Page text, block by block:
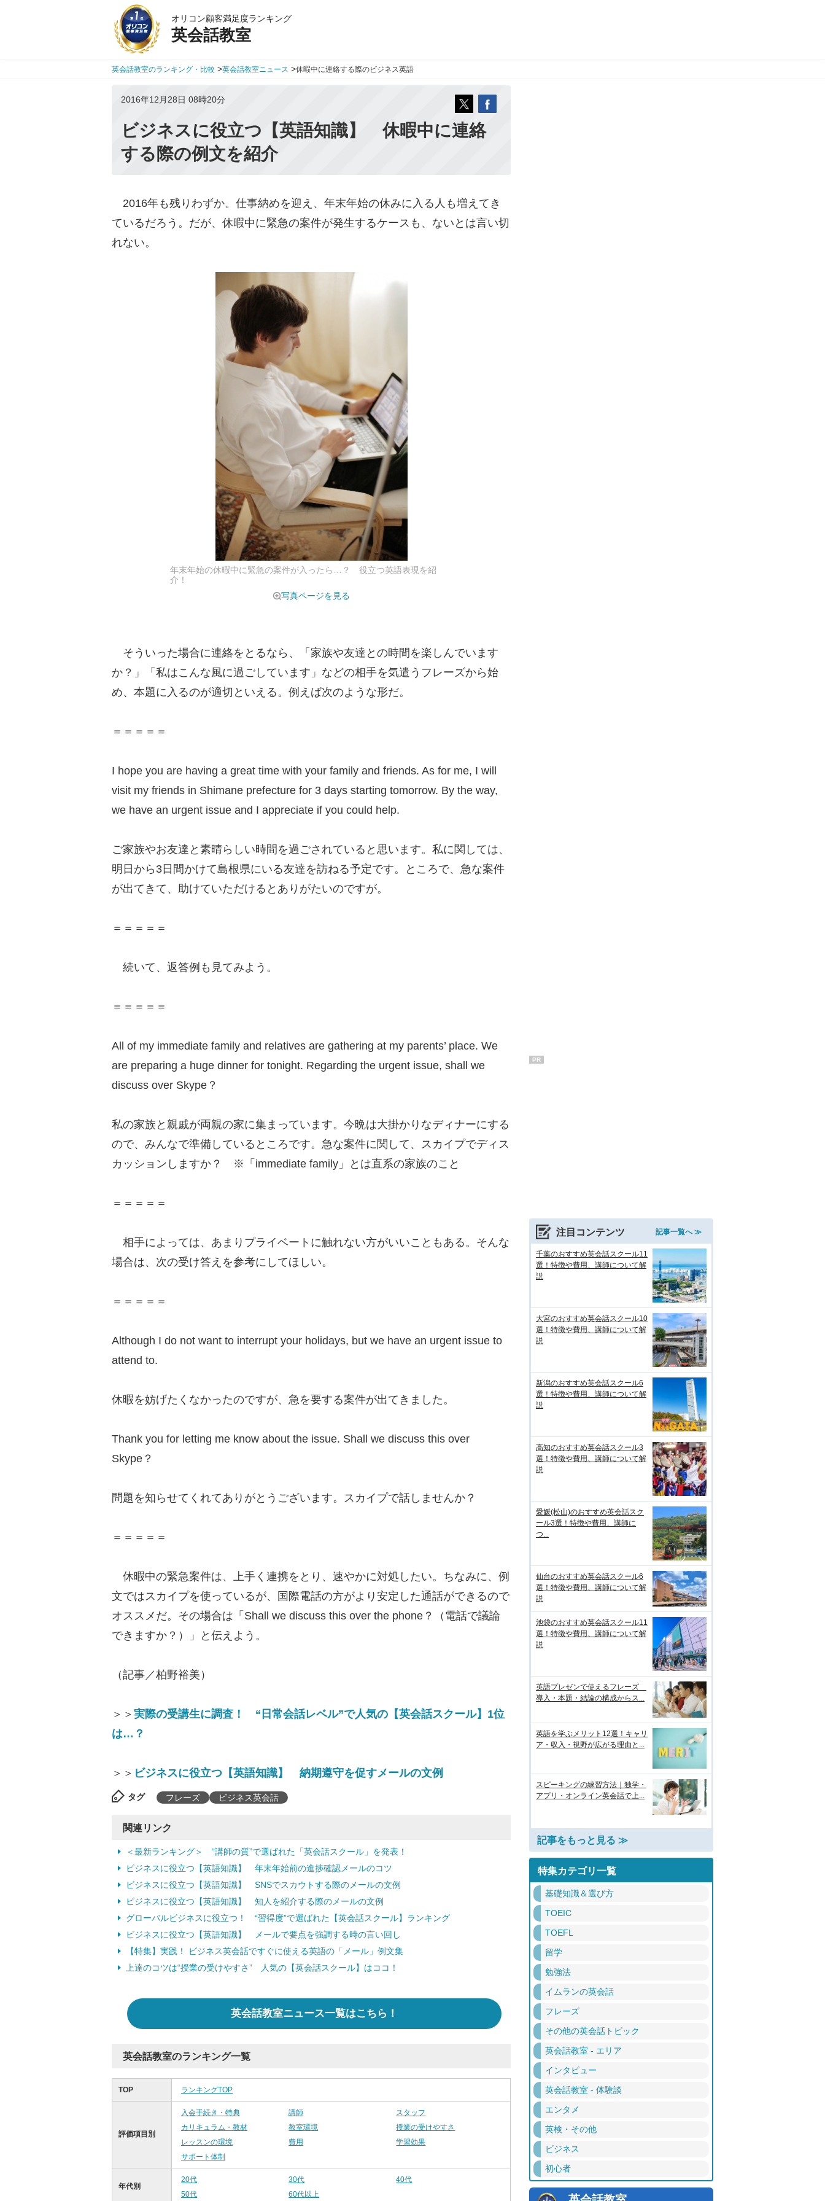
オリコン顧客満足度ランキング
英会話教室
英会話教室のランキング・比較 >英会話教室ニュース >休暇中に連絡する際のビジネス英語
2016年12月28日 08時20分
ビジネスに役立つ【英語知識】 休暇中に連絡
する際の例文を紹介
2016年も残りわずか。仕事納めを迎え、年末年始の休みに入る人も増えてき
ているだろう。だが、休暇中に緊急の案件が発生するケースも、ないとは言い切
れない。
年末年始の休暇中に緊急の案件が入ったら…？ 役立つ英語表現を紹
介！
写真ページを見る
そういった場合に連絡をとるなら、「家族や友達との時間を楽しんでいます
か？」「私はこんな風に過ごしています」などの相手を気遣うフレーズから始
め、本題に入るのが適切といえる。例えば次のような形だ。
＝＝＝＝＝
I hope you are having a great time with your family and friends. As for me, I will
visit my friends in Shimane prefecture for 3 days starting tomorrow. By the way,
we have an urgent issue and I appreciate if you could help.
ご家族やお友達と素晴らしい時間を過ごされていると思います。私に関しては、
明日から3日間かけて島根県にいる友達を訪ねる予定です。ところで、急な案件
が出てきて、助けていただけるとありがたいのですが。
＝＝＝＝＝
続いて、返答例も見てみよう。
＝＝＝＝＝
All of my immediate family and relatives are gathering at my parents’ place. We
are preparing a huge dinner for tonight. Regarding the urgent issue, shall we
discuss over Skype？
私の家族と親戚が両親の家に集まっています。今晩は大掛かりなディナーにする
ので、みんなで準備しているところです。急な案件に関して、スカイプでディス
カッションしますか？ ※「immediate family」とは直系の家族のこと
＝＝＝＝＝
相手によっては、あまりプライベートに触れない方がいいこともある。そんな
場合は、次の受け答えを参考にしてほしい。
＝＝＝＝＝
Although I do not want to interrupt your holidays, but we have an urgent issue to
attend to.
休暇を妨げたくなかったのですが、急を要する案件が出てきました。
Thank you for letting me know about the issue. Shall we discuss this over
Skype？
問題を知らせてくれてありがとうございます。スカイプで話しませんか？
＝＝＝＝＝
休暇中の緊急案件は、上手く連携をとり、速やかに対処したい。ちなみに、例
文ではスカイプを使っているが、国際電話の方がより安定した通話ができるので
オススメだ。その場合は「Shall we discuss this over the phone？（電話で議論
できますか？）」と伝えよう。
（記事／柏野裕美）
＞＞ 実際の受講生に調査！ “日常会話レベル”で人気の【英会話スクール】1位
は…？
＞＞ ビジネスに役立つ【英語知識】 納期遵守を促すメールの文例
タグ フレーズ ビジネス英会話
関連リンク
＜最新ランキング＞ “講師の質”で選ばれた「英会話スクール」を発表！
ビジネスに役立つ【英語知識】 年末年始前の進捗確認メールのコツ
ビジネスに役立つ【英語知識】 SNSでスカウトする際のメールの文例
ビジネスに役立つ【英語知識】 知人を紹介する際のメールの文例
グローバルビジネスに役立つ！ “習得度”で選ばれた【英会話スクール】ランキング
ビジネスに役立つ【英語知識】 メールで要点を強調する時の言い回し
【特集】実践！ ビジネス英会話ですぐに使える英語の「メール」例文集
上達のコツは“授業の受けやすさ” 人気の【英会話スクール】はココ！
英会話教室ニュース一覧はこちら！
英会話教室のランキング一覧
TOP ランキングTOP
評価項目別
入会手続き・特典 講師
スタッフ
カリキュラム・教材
教室環境
授業の受けやすさ
レッスンの環境
費用
学習効果
サポート体制
年代別
20代 30代
40代
50代
60代以上
PR
注目コンテンツ 記事一覧へ ≫
千葉のおすすめ英会話スクール11
選！特徴や費用、講師について解
説
大宮のおすすめ英会話スクール10
選！特徴や費用、講師について解
説
新潟のおすすめ英会話スクール6
選！特徴や費用、講師について解
説
高知のおすすめ英会話スクール3
選！特徴や費用、講師について解
説
愛媛(松山)のおすすめ英会話スク
ール3選！特徴や費用、講師に
つ...
仙台のおすすめ英会話スクール6
選！特徴や費用、講師について解
説
池袋のおすすめ英会話スクール11
選！特徴や費用、講師について解
説
英語プレゼンで使えるフレーズ
導入・本題・結論の構成からス...
英語を学ぶメリット12選！キャリ
ア・収入・視野が広がる理由と...
スピーキングの練習方法｜独学・
アプリ・オンライン英会話で上...
記事をもっと見る ≫
特集カテゴリ一覧
基礎知識＆選び方
TOEIC
TOEFL
留学
勉強法
イムランの英会話
フレーズ
その他の英会話トピック
英会話教室 - エリア
インタビュー
英会話教室 - 体験談
エンタメ
英検・その他
ビジネス
初心者